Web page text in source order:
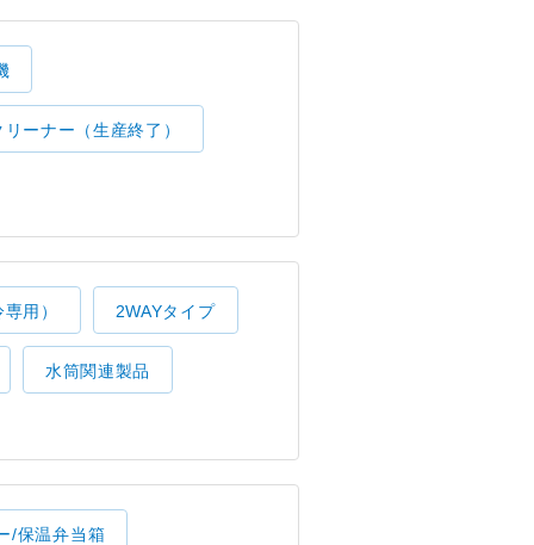
リーナー（生産終了）
用） 2WAYタイプ
水筒関連製品
/保温弁当箱